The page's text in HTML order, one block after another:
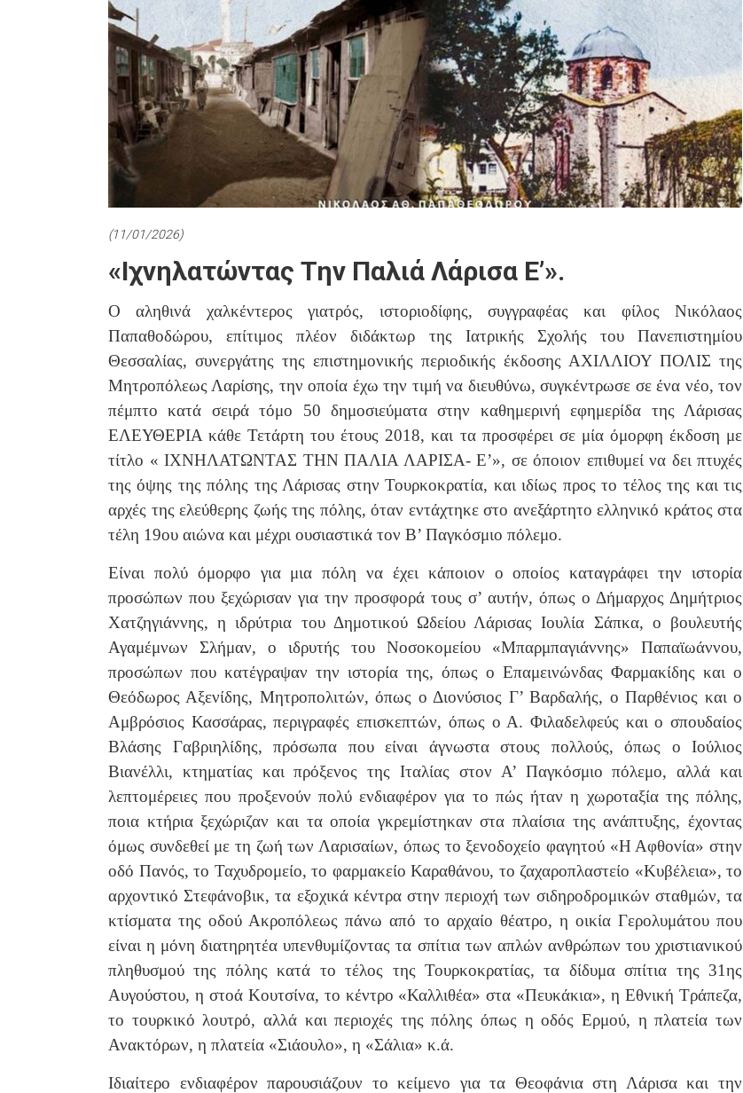
(11/01/2026)
«Ιχνηλατώντας Την Παλιά Λάρισα Ε’».
Ο αληθινά χαλκέντερος γιατρός, ιστοριοδίφης, συγγραφέας και φίλος Νικόλαος
Παπαθοδώρου, επίτιμος πλέον διδάκτωρ της Ιατρικής Σχολής του Πανεπιστημίου
Θεσσαλίας, συνεργάτης της επιστημονικής περιοδικής έκδοσης ΑΧΙΛΛΙΟΥ ΠΟΛΙΣ της
Μητροπόλεως Λαρίσης, την οποία έχω την τιμή να διευθύνω, συγκέντρωσε σε ένα νέο, τον
πέμπτο κατά σειρά τόμο 50 δημοσιεύματα στην καθημερινή εφημερίδα της Λάρισας
ΕΛΕΥΘΕΡΙΑ κάθε Τετάρτη του έτους 2018, και τα προσφέρει σε μία όμορφη έκδοση με
τίτλο « ΙΧΝΗΛΑΤΩΝΤΑΣ ΤΗΝ ΠΑΛΙΑ ΛΑΡΙΣΑ- Ε’», σε όποιον επιθυμεί να δει πτυχές
της όψης της πόλης της Λάρισας στην Τουρκοκρατία, και ιδίως προς το τέλος της και τις
αρχές της ελεύθερης ζωής της πόλης, όταν εντάχτηκε στο ανεξάρτητο ελληνικό κράτος στα
τέλη 19ου αιώνα και μέχρι ουσιαστικά τον Β’ Παγκόσμιο πόλεμο.
Είναι πολύ όμορφο για μια πόλη να έχει κάποιον ο οποίος καταγράφει την ιστορία
προσώπων που ξεχώρισαν για την προσφορά τους σ’ αυτήν, όπως ο Δήμαρχος Δημήτριος
Χατζηγιάννης, η ιδρύτρια του Δημοτικού Ωδείου Λάρισας Ιουλία Σάπκα, ο βουλευτής
Αγαμέμνων Σλήμαν, ο ιδρυτής του Νοσοκομείου «Μπαρμπαγιάννης» Παπαϊωάννου,
προσώπων που κατέγραψαν την ιστορία της, όπως ο Επαμεινώνδας Φαρμακίδης και ο
Θεόδωρος Αξενίδης, Μητροπολιτών, όπως ο Διονύσιος Γ’ Βαρδαλής, ο Παρθένιος και ο
Αμβρόσιος Κασσάρας, περιγραφές επισκεπτών, όπως ο Α. Φιλαδελφεύς και ο σπουδαίος
Βλάσης Γαβριηλίδης, πρόσωπα που είναι άγνωστα στους πολλούς, όπως ο Ιούλιος
Βιανέλλι, κτηματίας και πρόξενος της Ιταλίας στον Α’ Παγκόσμιο πόλεμο, αλλά και
λεπτομέρειες που προξενούν πολύ ενδιαφέρον για το πώς ήταν η χωροταξία της πόλης,
ποια κτήρια ξεχώριζαν και τα οποία γκρεμίστηκαν στα πλαίσια της ανάπτυξης, έχοντας
όμως συνδεθεί με τη ζωή των Λαρισαίων, όπως το ξενοδοχείο φαγητού «Η Αφθονία» στην
οδό Πανός, το Ταχυδρομείο, το φαρμακείο Καραθάνου, το ζαχαροπλαστείο «Κυβέλεια», το
αρχοντικό Στεφάνοβικ, τα εξοχικά κέντρα στην περιοχή των σιδηροδρομικών σταθμών, τα
κτίσματα της οδού Ακροπόλεως πάνω από το αρχαίο θέατρο, η οικία Γερολυμάτου που
είναι η μόνη διατηρητέα υπενθυμίζοντας τα σπίτια των απλών ανθρώπων του χριστιανικού
πληθυσμού της πόλης κατά το τέλος της Τουρκοκρατίας, τα δίδυμα σπίτια της 31ης
Αυγούστου, η στοά Κουτσίνα, το κέντρο «Καλλιθέα» στα «Πευκάκια», η Εθνική Τράπεζα,
το τουρκικό λουτρό, αλλά και περιοχές της πόλης όπως η οδός Ερμού, η πλατεία των
Ανακτόρων, η πλατεία «Σιάουλο», η «Σάλια» κ.ά.
Ιδιαίτερο ενδιαφέρον παρουσιάζουν το κείμενο για τα Θεοφάνια στη Λάρισα και την